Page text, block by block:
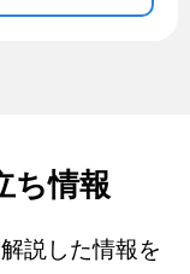
ち情報
説した情報を